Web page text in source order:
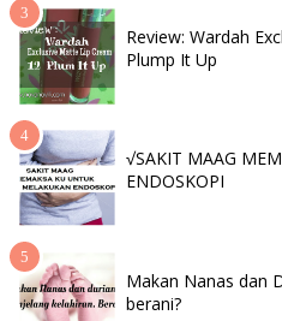
Review: Wardah
Plump It Up
√SAKIT MAAG
ENDOSKOPI
Makan Nanas dan
berani?